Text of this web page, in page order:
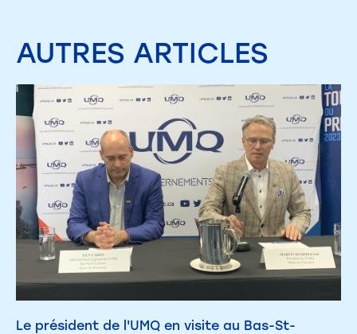
AUTRES ARTICLES
Le président de l'UMQ en visite au Bas-St-